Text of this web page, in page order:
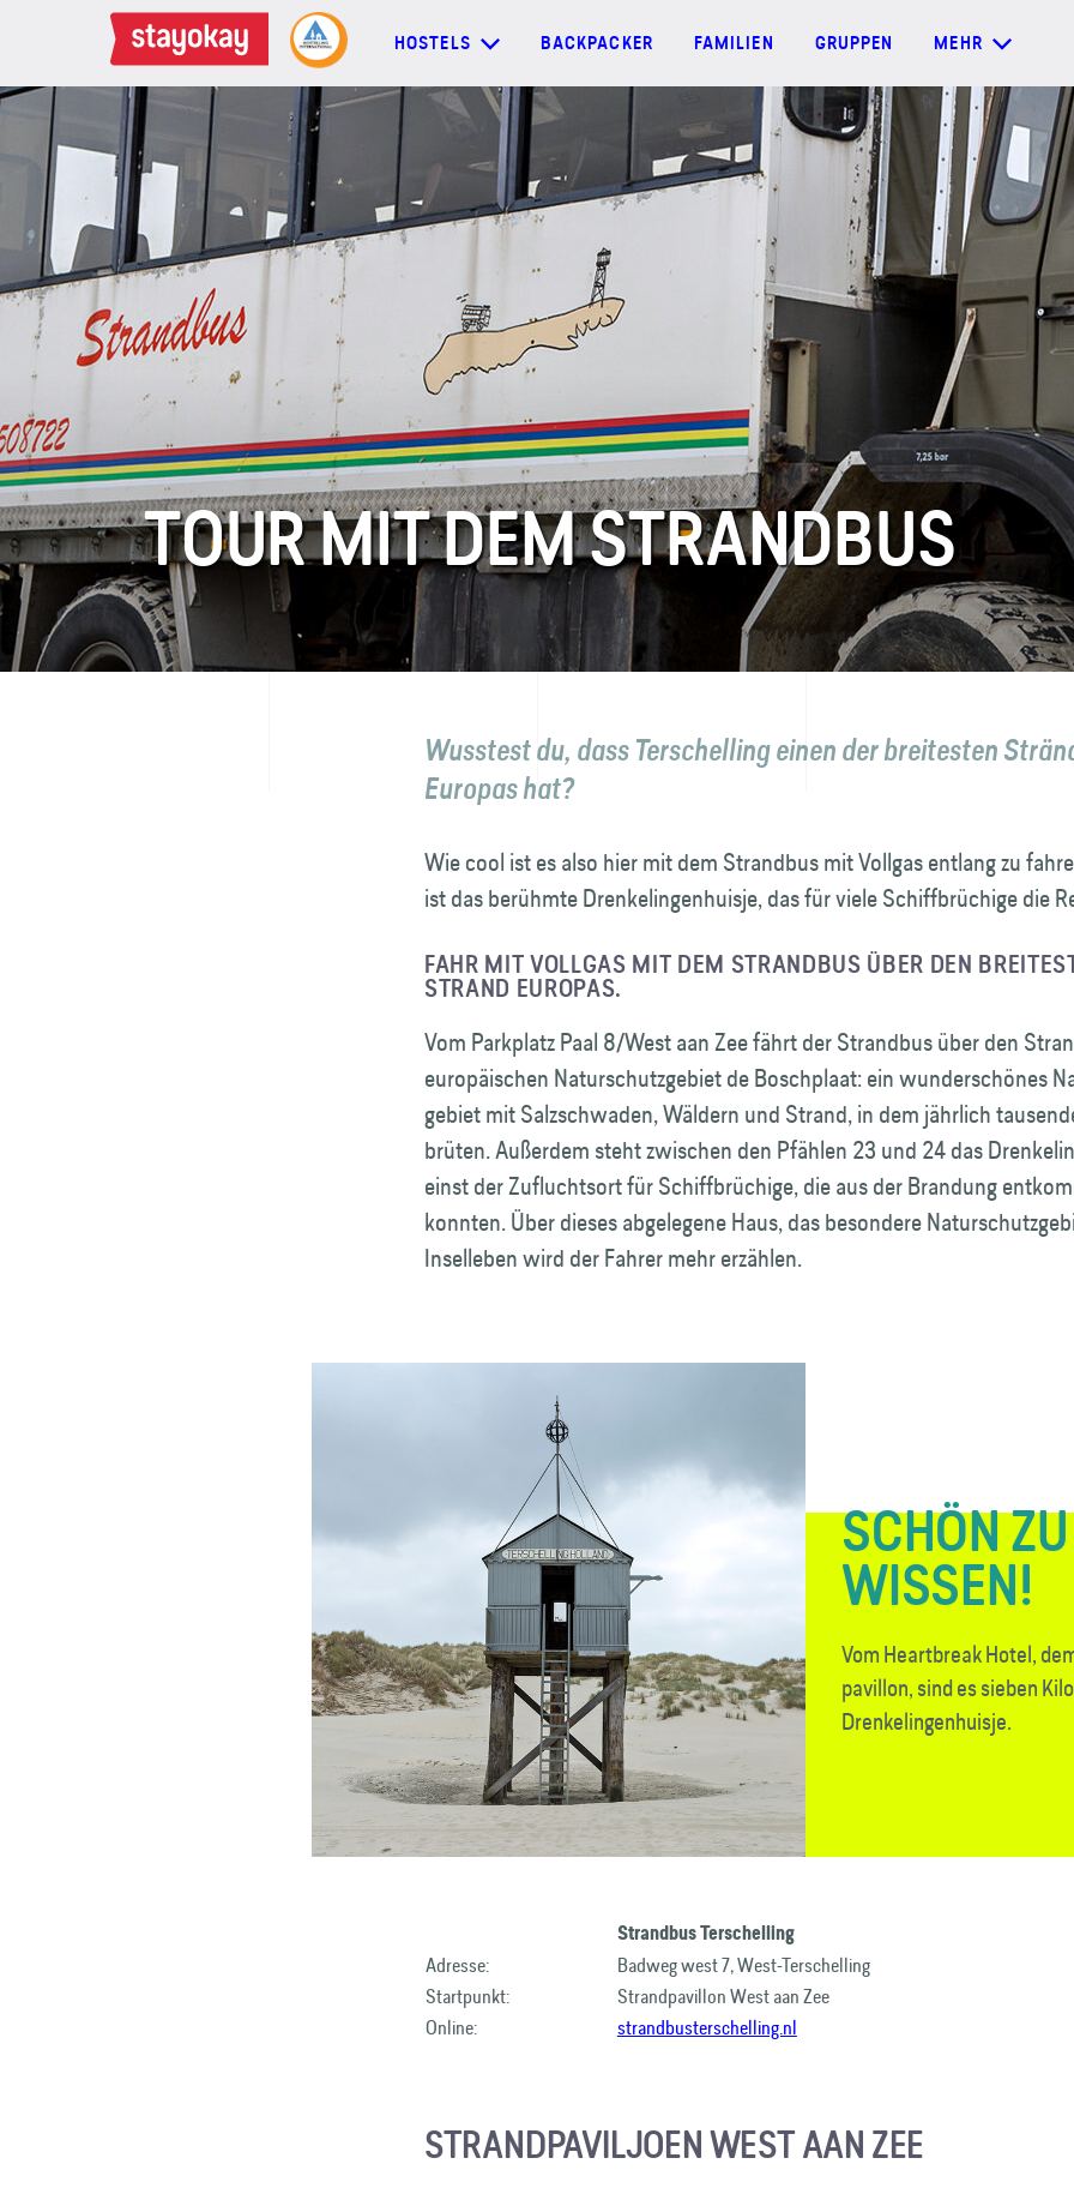
HOSTELS BACKPACKER FAMILIEN GRUPPEN MEHR
HOSTELS
BACKPACKER
FAMILIEN
GRUPPEN
MEHR
FAQ
Kontakt
TOUR MIT DEM STRANDBUS
Wusstest du, dass Terschelling einen der breitesten
Europas hat?
Wie cool ist es also hier mit dem Strandbus mit Vollgas entlang zu
ist das berühmte Drenkelingen­huisje, das für viele Schiffbrüchige die
FAHR MIT VOLLGAS MIT DEM STRANDBUS ÜBER DEN
STRAND EUROPAS.
Vom Parkplatz Paal 8/West aan Zee fährt der Strandbus über den
europäischen Natur­schutz­gebiet de Boschplaat: ein wunder­schönes
gebiet mit Salzschwaden, Wäldern und Strand, in dem jährlich
brüten. Außerdem steht zwischen den Pfählen 23 und 24 das
einst der Zufluchtsort für Schiffbrüchige, die aus der Brandung
konnten. Über dieses abgelegene Haus, das besondere
Inselleben wird der Fahrer mehr erzählen.
SCHÖN ZU
WISSEN!
Vom Heartbreak Hotel,
pavillon, sind es sieben
Drenkelingen­huisje.
Strandbus Terschelling
Adresse:
Badweg west 7, West-Terschelling
Startpunkt:
Strandpavillon West aan Zee
Online:
strandbusterschelling.nl
STRANDPAVILJOEN WEST AAN ZEE